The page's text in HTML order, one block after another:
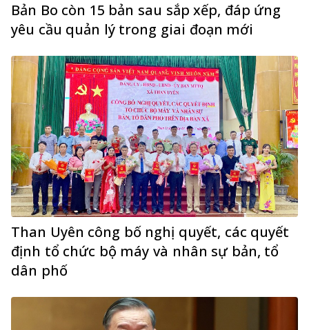
Bản Bo còn 15 bản sau sắp xếp, đáp ứng
yêu cầu quản lý trong giai đoạn mới
Than Uyên công bố nghị quyết, các quyết
định tổ chức bộ máy và nhân sự bản, tổ
dân phố